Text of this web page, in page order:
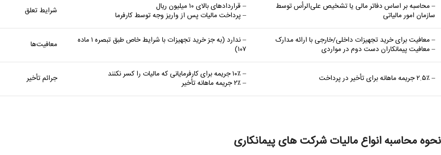
– محاسبه بر اساس دفاتر مالی یا تشخیص علی‌الرأس توسط
سازمان امور مالیاتی
– قراردادهای بالای ۱۰ میلیون ریال
– پرداخت مالیات پس از واریز وجه توسط کارفرما شرایط تعلق
– معافیت برای خرید تجهیزات داخلی/خارجی با ارائه مدارک
– معافیت پیمانکاران دست دوم در مواردی
– ندارد (به جز خرید تجهیزات با شرایط خاص طبق تبصره ۱ ماده
۱۰۷) معافیت‌ها
– ۲.۵٪ جریمه ماهانه برای تأخیر در پرداخت – ۱۰٪ جریمه برای کارفرمایانی که مالیات را کسر نکنند
– ۲٪ جریمه ماهانه تأخیر جرائم تأخیر
نحوه محاسبه انواع مالیات شرکت های پیمانکاری